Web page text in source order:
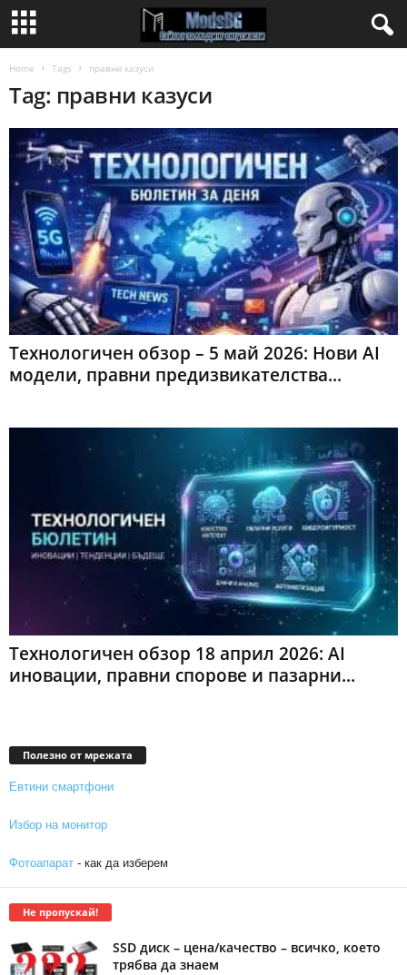
Home Tags правни казуси
Tag: правни казуси
Технологичен обзор – 5 май 2026: Нови AI
модели, правни предизвикателства...
Технологичен обзор 18 април 2026: AI
иновации, правни спорове и пазарни...
Полезно от мрежата
Евтини смартфони
Избор на монитор
Фотоапарат - как да изберем
Не пропускай!
SSD диск – цена/качество – всичко, което
трябва да знаем